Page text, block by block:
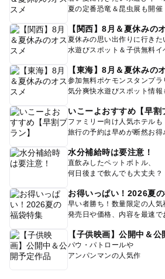
夏の定番恐竜＆昆虫展も開催
【関西】8月＆夏休みの
夏休みの思い出作りに行きた
水遊びスポット＆子供無料イ
【東海】8月＆夏休みの
参加無料ポケモンスタンプラ
気分爽快水遊びスポット情報
いこーよおすすめ【早割
ファミリー向け人気ホテルも
旅行の予約は早めが断然お得♪
水分補給時は要注意！
直飲みしたペットボトル、
何日後まで飲んでも大丈夫？
お得いっぱい！2026夏
早い者勝ち！数量限定の人気
発売日や価格、内容を最速で
【子供映画】公開中＆公
パウ・パトロールや
アンパンマンの人気作